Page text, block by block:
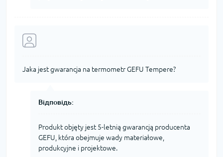
Jaka jest gwarancja na termometr GEFU Tempere?
Відповідь:
Produkt objęty jest 5-letnią gwarancją producenta
GEFU, która obejmuje wady materiałowe,
produkcyjne i projektowe.